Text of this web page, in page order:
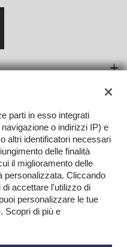
TORNA IN CIMA
02923240648 -
parti in esso integrati
o indirizzi IP) e
altri identificatori necessari
delle finalità
il miglioramento delle
personalizzata. Cliccando
accettare l'utilizzo di
personalizzare le tue
Scopri di più e